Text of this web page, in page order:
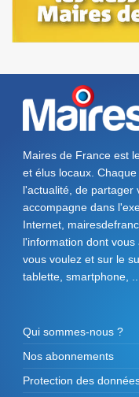
Maires de France est
et élus locaux.
l'actualité, de partager
accompagne dans
Internet,
l'information dont
vous voulez et sur le
tablette, smartphone,
Qui sommes-nous ?
Nos abonnements
Protection des